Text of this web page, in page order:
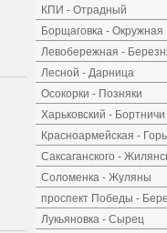
КПИ - Отрадный
Борщаговка - Окружная
Левобережная -
Лесной - Дарница
Осокорки - Позняки
Харьковский - Бортничи
Красноармейская -
Саксаганского -
Соломенка - Жуляны
проспект Победы -
Лукьяновка - Сырец